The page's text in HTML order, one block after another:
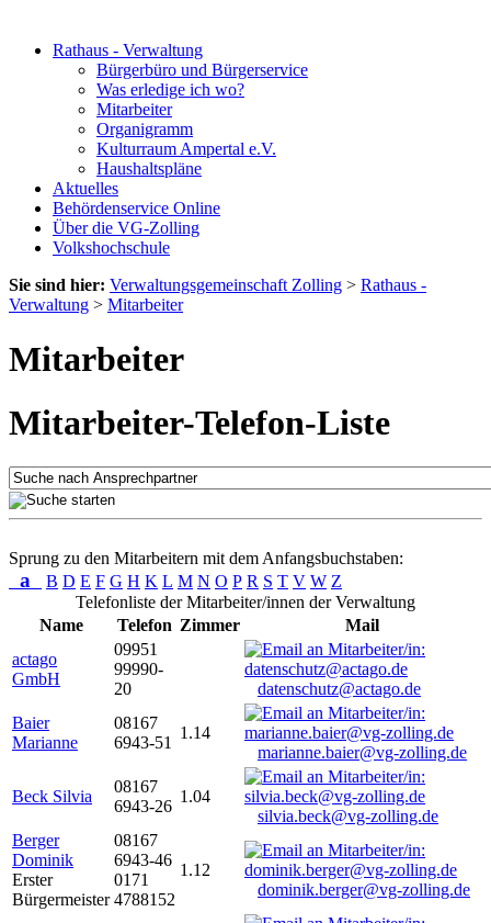
Rathaus - Verwaltung
Bürgerbüro und Bürgerservice
Was erledige ich wo?
Mitarbeiter
Organigramm
Kulturraum Ampertal e.V.
Haushaltspläne
Aktuelles
Behördenservice Online
Über die VG-Zolling
Volkshochschule
Sie sind hier: Verwaltungsgemeinschaft Zolling > Rathaus -
Verwaltung > Mitarbeiter
Mitarbeiter
Mitarbeiter-Telefon-Liste
Sprung zu den Mitarbeitern mit dem Anfangsbuchstaben:
a B D E F G H K L M N O P R S T V W Z
Telefonliste der Mitarbeiter/innen der Verwaltung
Name
Telefon Zimmer
Mail
actago
GmbH
09951
99990-
20
datenschutz@actago.de
Baier
Marianne
08167
6943-51
1.14
marianne.baier@vg-zolling.de
Beck Silvia
08167
6943-26
1.04
silvia.beck@vg-zolling.de
Berger
Dominik
Erster
Bürgermeister
08167
6943-46
0171
4788152
1.12
dominik.berger@vg-zolling.de